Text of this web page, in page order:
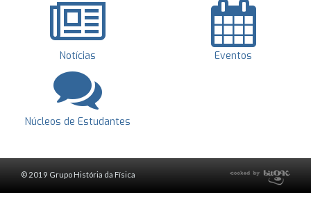
Notícias Eventos
Núcleos de Estudantes
© 2019 Grupo História da Física